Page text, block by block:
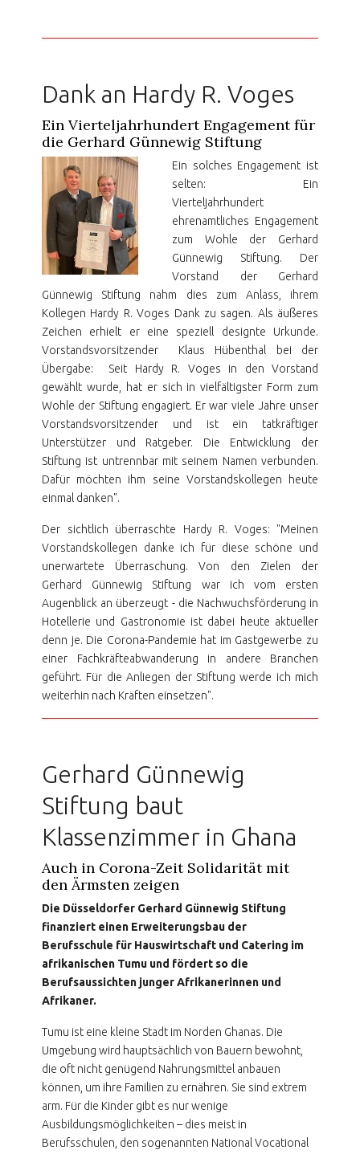
Dank an Hardy R. Voges
Ein Vierteljahrhundert Engagement für
die Gerhard Günnewig Stiftung
Ein solches Engagement ist
selten: Ein
Vierteljahrhundert
ehrenamtliches Engagement
zum Wohle der Gerhard
Günnewig Stiftung. Der
Vorstand der Gerhard
Günnewig Stiftung nahm dies zum Anlass, ihrem
Kollegen Hardy R. Voges Dank zu sagen. Als äußeres
Zeichen erhielt er eine speziell designte Urkunde.
Vorstandsvorsitzender Klaus Hübenthal bei der
Übergabe: Seit Hardy R. Voges in den Vorstand
gewählt wurde, hat er sich in vielfältigster Form zum
Wohle der Stiftung engagiert. Er war viele Jahre unser
Vorstandsvorsitzender und ist ein tatkräftiger
Unterstützer und Ratgeber. Die Entwicklung der
Stiftung ist untrennbar mit seinem Namen verbunden.
Dafür möchten ihm seine Vorstandskollegen heute
einmal danken".
Der sichtlich überraschte Hardy R. Voges: "Meinen
Vorstandskollegen danke ich für diese schöne und
unerwartete Überraschung. Von den Zielen der
Gerhard Günnewig Stiftung war ich vom ersten
Augenblick an überzeugt - die Nachwuchsförderung in
Hotellerie und Gastronomie ist dabei heute aktueller
denn je. Die Corona-Pandemie hat im Gastgewerbe zu
einer Fachkräfteabwanderung in andere Branchen
geführt. Für die Anliegen der Stiftung werde ich mich
weiterhin nach Kräften einsetzen".
Gerhard Günnewig
Stiftung baut
Klassenzimmer in Ghana
Auch in Corona-Zeit Solidarität mit
den Ärmsten zeigen
Die Düsseldorfer Gerhard Günnewig Stiftung
finanziert einen Erweiterungsbau der
Berufsschule für Hauswirtschaft und Catering im
afrikanischen Tumu und fördert so die
Berufsaussichten junger Afrikanerinnen und
Afrikaner.
Tumu ist eine kleine Stadt im Norden Ghanas. Die
Umgebung wird hauptsächlich von Bauern bewohnt,
die oft nicht genügend Nahrungsmittel anbauen
können, um ihre Familien zu ernähren. Sie sind extrem
arm. Für die Kinder gibt es nur wenige
Ausbildungsmöglichkeiten – dies meist in
Berufsschulen, den sogenannten National Vocational